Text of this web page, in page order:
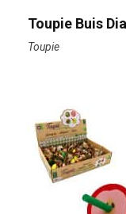
Toupie Buis
Toupie